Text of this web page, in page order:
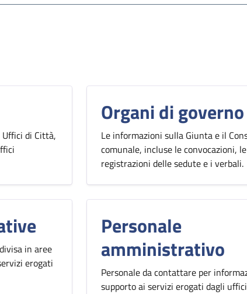
di Città,
Organi di governo
Le informazioni sulla Giunta e il
comunale, incluse le convocazioni, le
registrazioni delle sedute e i verbali.
in aree
erogati
Personale
amministrativo
Personale da contattare per
supporto ai servizi erogati dagli